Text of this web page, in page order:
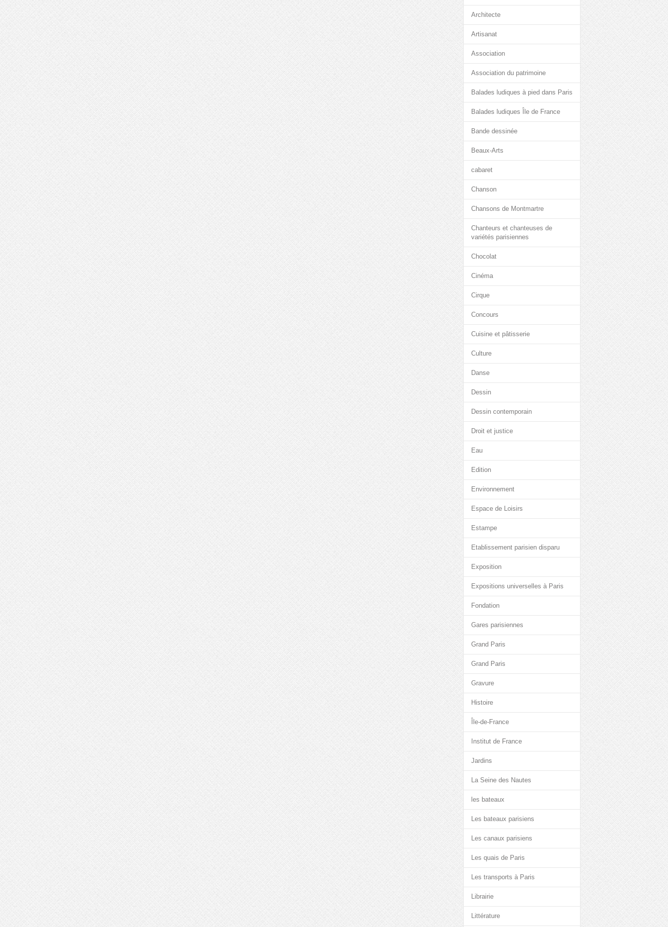
Architecte
Artisanat
Association
Association du patrimoine
Balades ludiques à pied dans Paris
Balades ludiques Île de France
Bande dessinée
Beaux-Arts
cabaret
Chanson
Chansons de Montmartre
Chanteurs et chanteuses de
variétés parisiennes
Chocolat
Cinéma
Cirque
Concours
Cuisine et pâtisserie
Culture
Danse
Dessin
Dessin contemporain
Droit et justice
Eau
Edition
Environnement
Espace de Loisirs
Estampe
Etablissement parisien disparu
Exposition
Expositions universelles à Paris
Fondation
Gares parisiennes
Grand Paris
Grand Paris
Gravure
Histoire
Île-de-France
Institut de France
Jardins
La Seine des Nautes
les bateaux
Les bateaux parisiens
Les canaux parisiens
Les quais de Paris
Les transports à Paris
Librairie
Littérature